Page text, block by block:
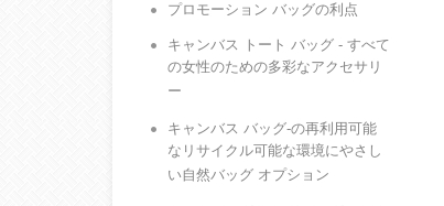
プロモーション バッグの利点
キャンバス トート バッグ - すべて
の女性のための多彩なアクセサリ
ー
キャンバス バッグ-の再利用可能
なリサイクル可能な環境にやさし
い自然バッグ オプション